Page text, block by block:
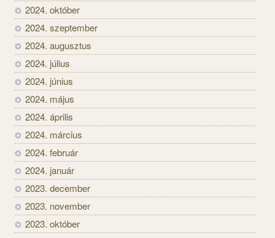
2024. október
2024. szeptember
2024. augusztus
2024. július
2024. június
2024. május
2024. április
2024. március
2024. február
2024. január
2023. december
2023. november
2023. október